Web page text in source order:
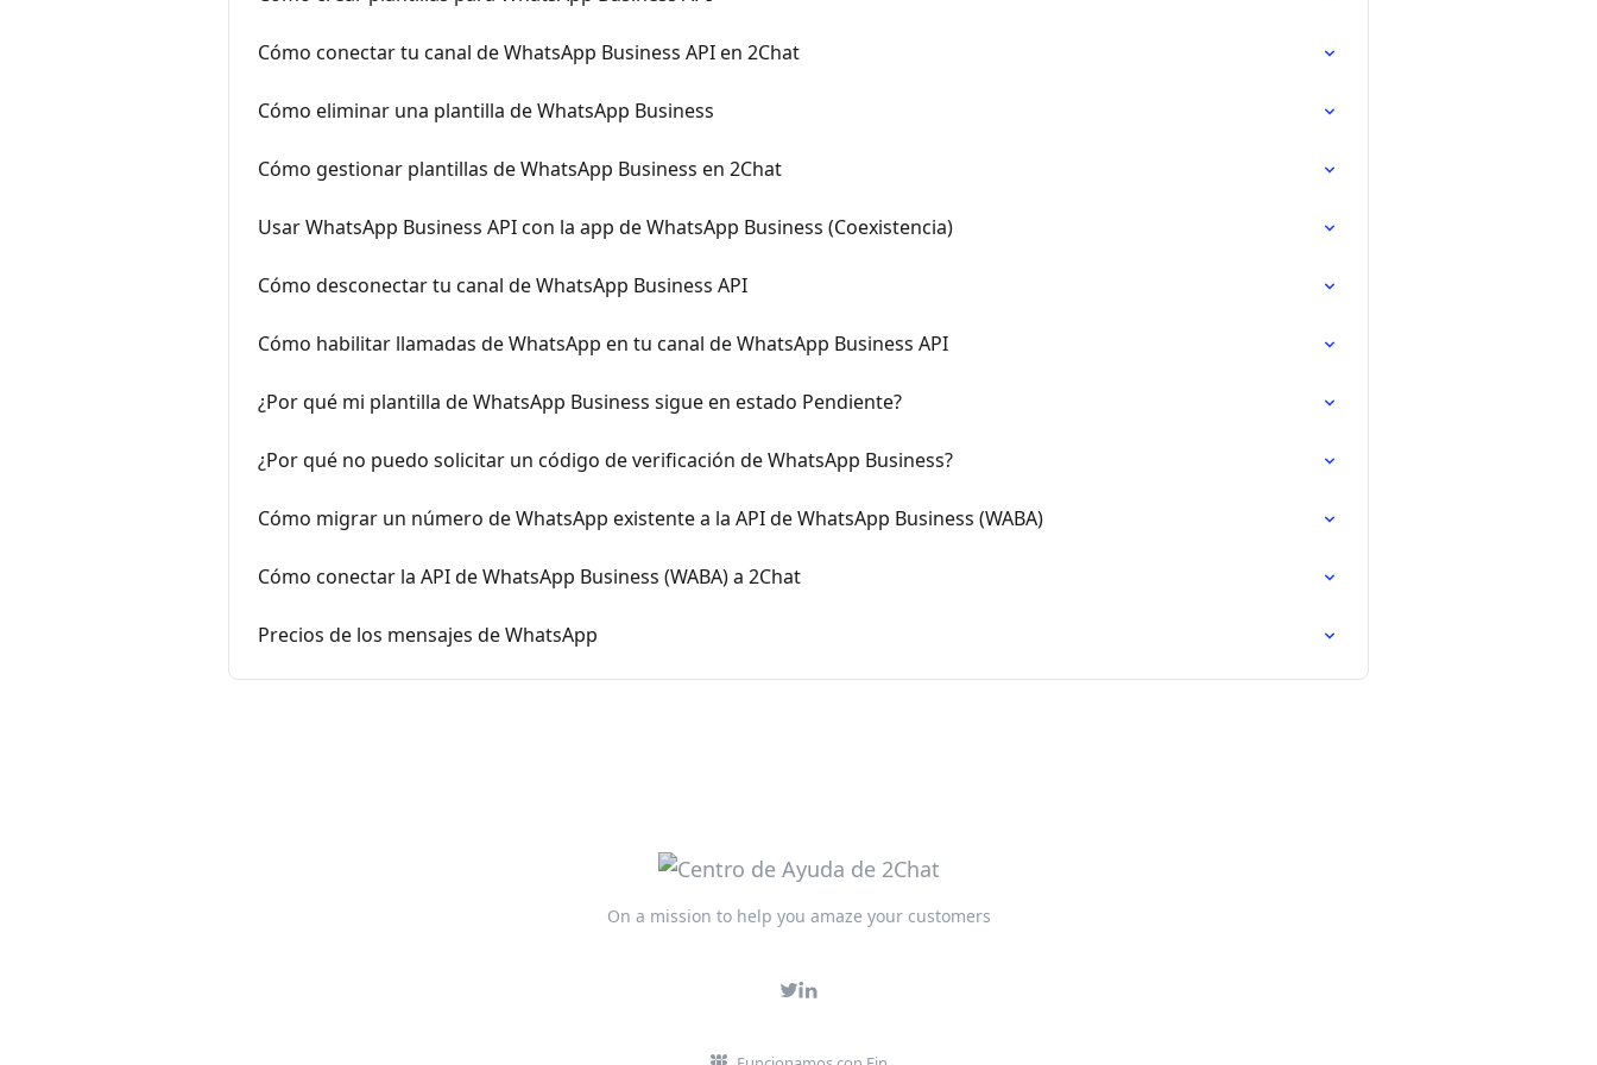
Cómo conectar tu canal de WhatsApp Business API en 2Chat
Cómo eliminar una plantilla de WhatsApp Business
Cómo gestionar plantillas de WhatsApp Business en 2Chat
Usar WhatsApp Business API con la app de WhatsApp Business (Coexistencia)
Cómo desconectar tu canal de WhatsApp Business API
Cómo habilitar llamadas de WhatsApp en tu canal de WhatsApp Business API
¿Por qué mi plantilla de WhatsApp Business sigue en estado Pendiente?
¿Por qué no puedo solicitar un código de verificación de WhatsApp Business?
Cómo migrar un número de WhatsApp existente a la API de WhatsApp Business (WABA)
Cómo conectar la API de WhatsApp Business (WABA) a 2Chat
Precios de los mensajes de WhatsApp
On a mission to help you amaze your customers